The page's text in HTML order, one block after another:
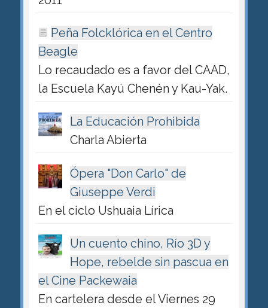
Peña Folcklórica en el Centro
Beagle
Lo recaudado es a favor del CAAD,
la Escuela Kayú Chenén y Kau-Yak.
La Educación Prohibida
Charla Abierta
Ópera "Don Carlo" de
Giuseppe Verdi
En el ciclo Ushuaia Lírica
Un cuento chino, Río 3D y
Hope, rebelde sin pascua en
el Cine Packewaia
En cartelera desde el Viernes 29